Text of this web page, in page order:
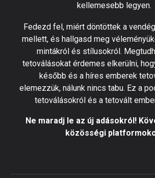
kellemesebb legyen.
Fedezd fel, miért döntöttek a
mellett, és hallgasd meg
mintákról és stílusokról.
tetoválásokat érdemes elkerülni,
később és a híres emberek
elemezzük, nálunk nincs tabu. Ez a
tetoválásokról és a tetovált
Ne maradj le az új adásokról!
közösségi